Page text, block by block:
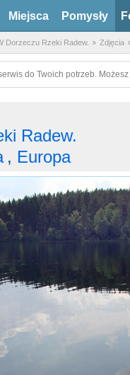
Miejsca Pomysły
Dorzeczu Rzeki Radew. Zdjęcia
do Twoich potrzeb.
Radew.
, Europa